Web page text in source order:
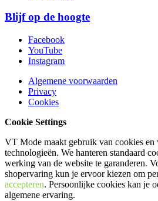
Blijf op de hoogte
Facebook
YouTube
Instagram
Algemene voorwaarden
Privacy
Cookies
Cookie Settings
VT Mode maakt gebruik van cookies en
technologieën. We hanteren standaard
werking van de website te garanderen.
shopervaring kun je ervoor kiezen om
accepteren. Persoonlijke cookies kan je
algemene ervaring.